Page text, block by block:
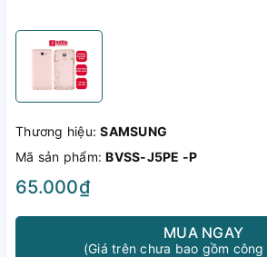
Thương hiệu:SAMSUNG
Mã sản phẩm:BVSS-J5PE -P
65.000₫
MUA NGAY
(Giá trên chưa bao gồm